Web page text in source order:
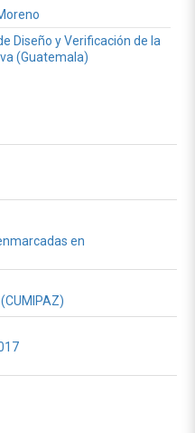
Diseño y Verificación de la
(Guatemala)
en